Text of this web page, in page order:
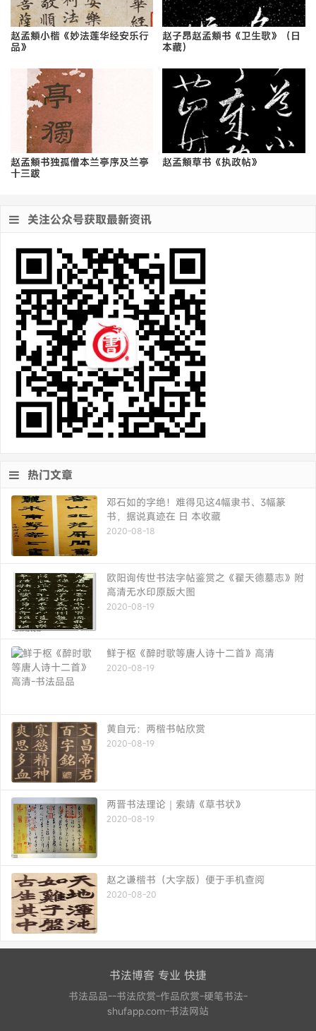
赵孟頫小楷《妙法莲华经安乐行
品》
赵子昂赵孟頫书《卫生歌》（日
本藏）
赵孟頫书独孤僧本兰亭序及兰亭
十三跋
赵孟頫草书《执政帖》
关注公众号获取最新资讯
热门文章
邓石如的字绝！难得见这4幅隶书、3幅篆
书，据说真迹在 日 本收藏
2020-08-18
欧阳询传世书法字帖鉴赏之《翟天德墓志》附
高清无水印原版大图
2020-08-19
鲜于枢《醉时歌等唐人诗十二首》高清
2020-08-19
黄自元：两楷书帖欣赏
2020-08-19
两晋书法理论｜索靖《草书状》
2020-08-19
赵之谦楷书（大字版）便于手机查阅
2020-08-20
书法博客 专业 快捷
书法品品--书法欣赏-作品欣赏-硬笔书法-
shufapp.com-书法网站